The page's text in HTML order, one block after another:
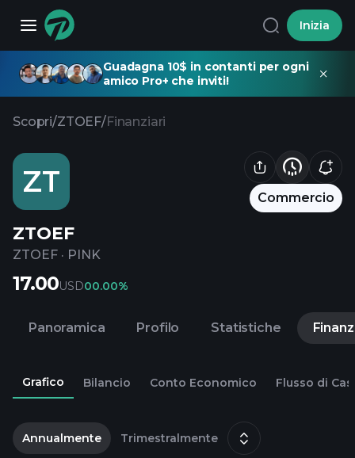
Inizia
Guadagna 10$ in contanti per ogni
amico Pro+ che inviti!
Scopri/ZTOEF/Finanziari
ZT Commercio
ZTOEF
ZTOEF · PINK
17.00USD00.00%
Panoramica Profilo Statistiche
Grafico Bilancio Conto Economico Flusso di
Annualmente Trimestralmente